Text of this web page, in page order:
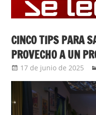
CINCO TIPS PARA
PROVECHO A UN
17 de junio de 2025